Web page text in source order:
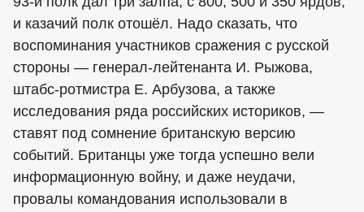
и казачий полк отошёл. Надо сказать, что
воспоминания участников сражения с русской
стороны — генерал-лейтенанта И. Рыжова,
штабс-ротмистра Е. Арбузова, а также
исследования ряда российских историков, —
ставят под сомнение британскую версию
событий. Британцы уже тогда успешно вели
информационную войну, и даже неудачи,
провалы командования использовали в